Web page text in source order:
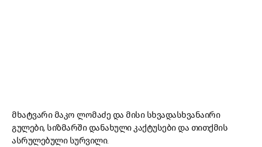
მხატვარი მაკო ლომაძე და მისი სხვადასხვანაირი
გულები, სიზმარში დანახული კაქტუსები და თითქმის
ასრულებული სურვილი.